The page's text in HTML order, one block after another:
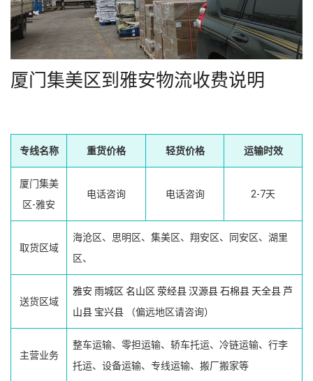
厦门集美区到雅安物流收费说明
专线名称 重货价格 轻货价格 运输时效
厦门集美
区-雅安
电话咨询 电话咨询 2-7天
取货区域
海沧区、思明区、集美区、翔安区、同安区、湖里
区、
送货区域
雅安 雨城区 名山区 荥经县汉源县石棉县 天全县芦
山县 宝兴县 （偏远地区请咨询）
主营业务
整车运输、零担运输、轿车托运、冷链运输、行李
托运、设备运输、专线运输、搬厂搬家等